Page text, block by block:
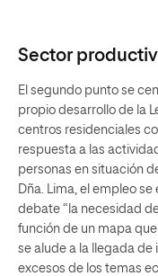
Sector
El segundo punto se
propio desarrollo de la
centros residenciales
respuesta a las
personas en situación
Dña. Lima, el empleo
debate “la necesidad
función de un mapa que
se alude a la llegada de
excesos de los temas